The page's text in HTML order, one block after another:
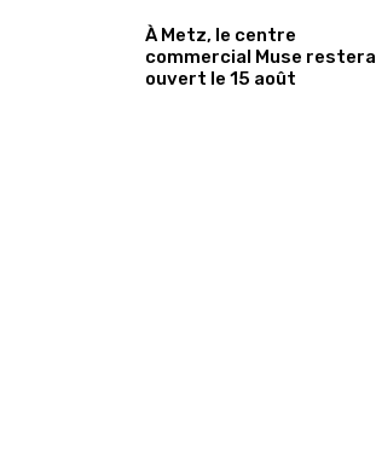
À Metz, le centre
commercial Muse restera
ouvert le 15 août